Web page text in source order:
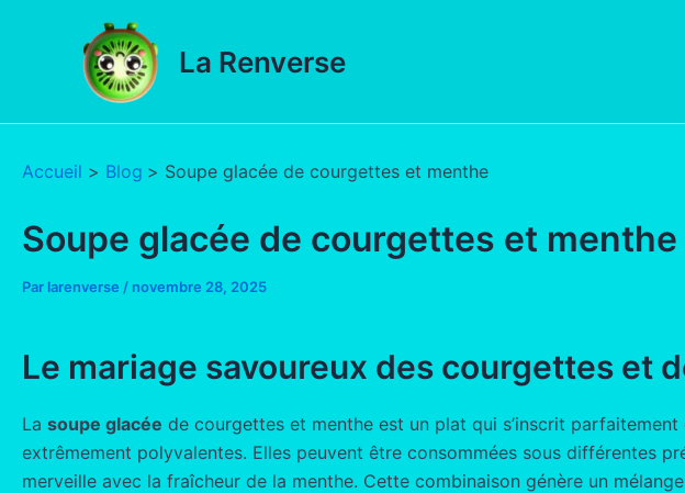
La Renverse
Accueil Blog Soupe glacée de courgettes et menthe
Soupe glacée de courgettes et menthe
Par larenverse / novembre 28, 2025
Le mariage savoureux des courgettes et
La soupe glacée de courgettes et menthe est un plat qui s’inscrit parfaitement
extrêmement polyvalentes. Elles peuvent être consommées sous différentes
merveille avec la fraîcheur de la menthe. Cette combinaison génère un